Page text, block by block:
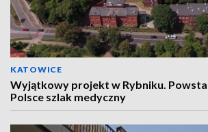
KATOWICE
Wyjątkowy projekt w Rybniku.
Polsce szlak medyczny